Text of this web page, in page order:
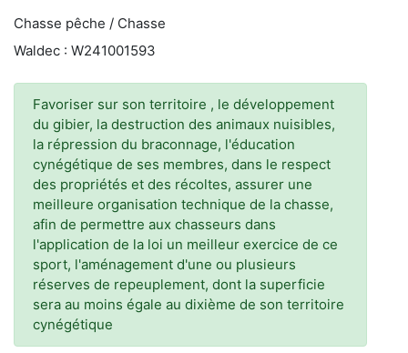
Chasse pêche / Chasse
Waldec : W241001593
Favoriser sur son territoire , le développement
du gibier, la destruction des animaux nuisibles,
la répression du braconnage, l'éducation
cynégétique de ses membres, dans le respect
des propriétés et des récoltes, assurer une
meilleure organisation technique de la chasse,
afin de permettre aux chasseurs dans
l'application de la loi un meilleur exercice de ce
sport, l'aménagement d'une ou plusieurs
réserves de repeuplement, dont la superficie
sera au moins égale au dixième de son territoire
cynégétique